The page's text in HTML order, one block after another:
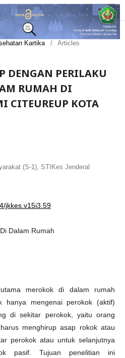
Kartika
/ Articles
DENGAN PERILAKU
RUMAH DI
CITEUREUP KOTA
(S-1), STIKes Jenderal
jkkes.v15i3.59
Dalam Rumah
merokok di dalam rumah
hanya mengenai perokok (aktif)
di sekitar perokok, yaitu orang
menghirup asap rokok atau
perokok atau untuk selanjutnya
pasif. Tujuan penelitian ini